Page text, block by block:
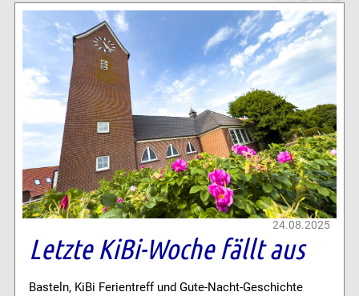
24.08.2025
Letzte KiBi-Woche fällt aus
Basteln, KiBi Ferientreff und Gute-Nacht-Geschichte